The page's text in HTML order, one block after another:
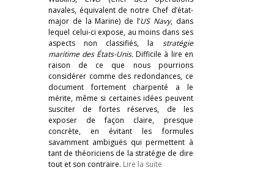
navales, équivalent de notre Chef d’état-
major de la Marine) de l’US Navy, dans
lequel celui-ci expose, au moins dans ses
aspects non classifiés, la stratégie
maritime des États-Unis.Difficile à lire en
raison de ce que nous pourrions
considérer comme des redondances, ce
document fortement charpenté a le
mérite, même si certaines idées peuvent
susciter de fortes réserves, de les
exposer de façon claire, presque
concrète, en évitant les formules
savamment ambiguës qui permettent à
tant de théoriciens de la stratégie de dire
tout et son contraire. Lire la suite